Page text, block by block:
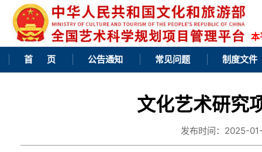
本
首 页 公告通知 常见问题 制度文件
文化艺术研究
发布时间：2025-